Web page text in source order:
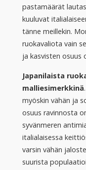
pastamäärät
kuuluvat
tänne meillekin.
ruokavaliota vain
ja kasvisten osuus
Japanilaista
malliesimerkkinä
myöskin vähän ja
osuus ravinnosta
syvänmeren
italialaisessa
varsin vähän
suurista